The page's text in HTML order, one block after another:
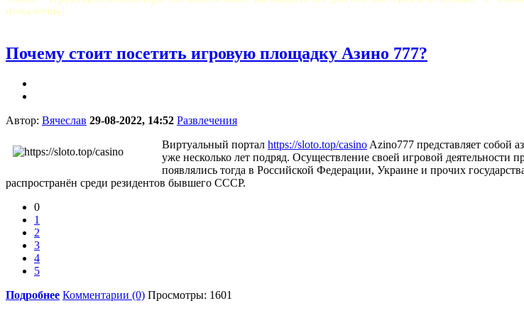
пожалеешь!
Почему стоит посетить игровую площадку Азино 777?
Автор: Вячеслав 29-08-2022, 14:52 Развлечения
Виртуальный портал https://sloto.top/casino Azino777 представляет собой
уже несколько лет подряд. Осуществление своей игровой
появлялись тогда в Российской Федерации, Украине и прочих
распространён среди резидентов бывшего СССР.
0
1
2
3
4
5
Подробнее Комментарии (0) Просмотры: 1601